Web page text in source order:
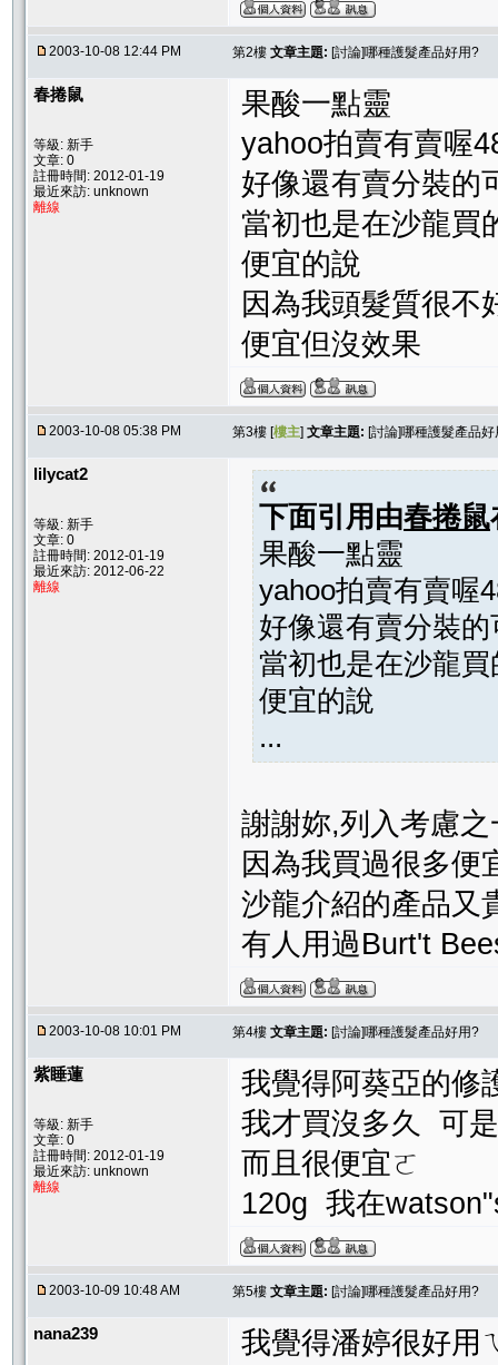
2003-10-08 12:44 PM 第2樓 文章主題: [討論]哪種護髮產品好用?
春捲鼠
等級: 新手
文章: 0
註冊時間: 2012-01-19
最近來訪: unknown
離線
果酸一點靈
yahoo拍賣有賣喔
好像還有賣分裝的
當初也是在沙龍買
便宜的說
因為我頭髮質很不
便宜但沒效果
2003-10-08 05:38 PM 第3樓 [樓主] 文章主題: [討論]哪種護髮產品好
lilycat2
等級: 新手
文章: 0
註冊時間: 2012-01-19
最近來訪: 2012-06-22
離線
下面引用由春捲鼠
果酸一點靈
yahoo拍賣有賣喔
好像還有賣分裝
當初也是在沙龍
便宜的說
...
謝謝妳,列入考慮之
因為我買過很多便
沙龍介紹的產品又
有人用過Burt't
2003-10-08 10:01 PM 第4樓 文章主題: [討論]哪種護髮產品好用?
紫睡蓮
等級: 新手
文章: 0
註冊時間: 2012-01-19
最近來訪: unknown
離線
我覺得阿葵亞的修
我才買沒多久 可
而且很便宜ㄛ
120g 我在
2003-10-09 10:48 AM 第5樓 文章主題: [討論]哪種護髮產品好用?
nana239
我覺得潘婷很好用